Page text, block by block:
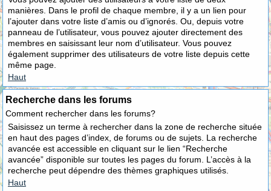
manières. Dans le profil de chaque membre, il y a un lien pour
l’ajouter dans votre liste d’amis ou d’ignorés. Ou, depuis votre
panneau de l’utilisateur, vous pouvez ajouter directement des
membres en saisissant leur nom d’utilisateur. Vous pouvez
également supprimer des utilisateurs de votre liste depuis cette
même page.
Haut
Recherche dans les forums
Comment rechercher dans les forums?
Saisissez un terme à rechercher dans la zone de recherche située
en haut des pages d’index, de forums ou de sujets. La recherche
avancée est accessible en cliquant sur le lien “Recherche
avancée” disponible sur toutes les pages du forum. L’accès à la
recherche peut dépendre des thèmes graphiques utilisés.
Haut